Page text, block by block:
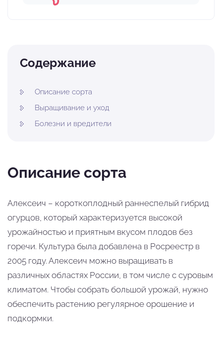
Содержание
Описание сорта
Выращивание и уход
Болезни и вредители
Описание сорта
Алексеич – короткоплодный раннеспелый гибрид
огурцов, который характеризуется высокой
урожайностью и приятным вкусом плодов без
горечи. Культура была добавлена в Росреестр в
2005 году. Алексеич можно выращивать в
различных областях России, в том числе с суровым
климатом. Чтобы собрать большой урожай, нужно
обеспечить растению регулярное орошение и
подкормки.